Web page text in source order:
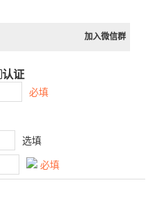
加入微信群
认证
必填
选填
必填